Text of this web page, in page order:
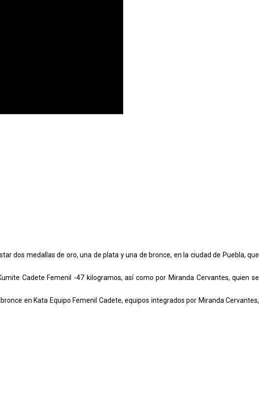
dos medallas de oro, una de plata y una de bronce, en la ciudad de Puebla, que
Cadete Femenil -47 kilogramos, así como por Miranda Cervantes, quien se
en Kata Equipo Femenil Cadete, equipos integrados por Miranda Cervantes,